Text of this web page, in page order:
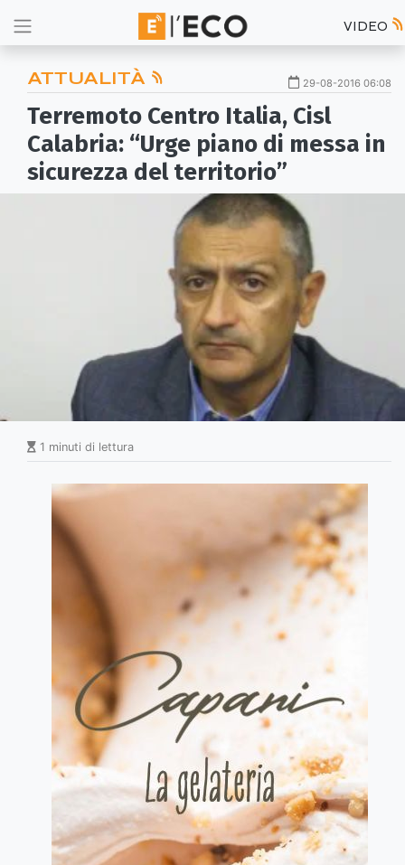
VIDEO
ATTUALITÀ 29-08-2016 06:08
Terremoto Centro Italia, Cisl
Calabria: “Urge piano di messa in
sicurezza del territorio”
1 minuti di lettura